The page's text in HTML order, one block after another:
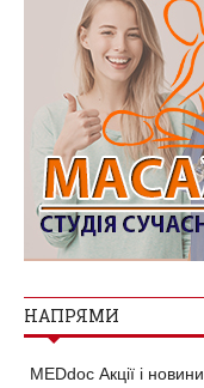
НАПРЯМИ
MEDdoc Акції і новини